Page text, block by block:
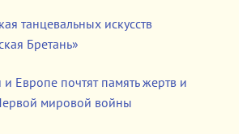
танцевальных искусств
Бретань»
и Европе почтят память жертв и
мировой войны